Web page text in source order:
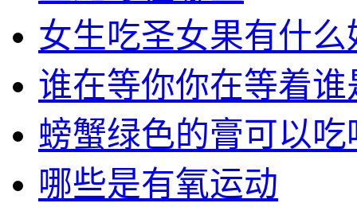
女生吃圣女果有什么
谁在等你你在等着谁
螃蟹绿色的膏可以吃
哪些是有氧运动